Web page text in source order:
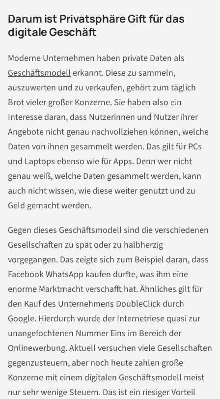
Darum ist Privatsphäre Gift für das
digitale Geschäft
Moderne Unternehmen haben private Daten als
Geschäftsmodellerkannt. Diese zu sammeln,
auszuwerten und zu verkaufen, gehört zum täglich
Brot vieler großer Konzerne. Sie haben also ein
Interesse daran, dass Nutzerinnen und Nutzer ihrer
Angebote nicht genau nachvollziehen können, welche
Daten von ihnen gesammelt werden. Das gilt für PCs
und Laptops ebenso wie für Apps. Denn wer nicht
genau weiß, welche Daten gesammelt werden, kann
auch nicht wissen, wie diese weiter genutzt und zu
Geld gemacht werden.
Gegen dieses Geschäftsmodell sind die verschiedenen
Gesellschaften zu spät oder zu halbherzig
vorgegangen. Das zeigte sich zum Beispiel daran, dass
Facebook WhatsApp kaufen durfte, was ihm eine
enorme Marktmacht verschafft hat. Ähnliches gilt für
den Kauf des Unternehmens DoubleClick durch
Google. Hierdurch wurde der Internetriese quasi zur
unangefochtenen Nummer Eins im Bereich der
Onlinewerbung. Aktuell versuchen viele Gesellschaften
gegenzusteuern, aber noch heute zahlen große
Konzerne mit einem digitalen Geschäftsmodell meist
nur sehr wenige Steuern. Das ist ein riesiger Vorteil